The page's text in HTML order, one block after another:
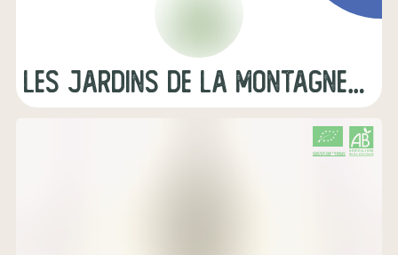
LES JARDINS DE LA MONTAGNE VERTE
CERTIFIÉ PAR FR-BIO-01
AGRICULTURE FRANCE